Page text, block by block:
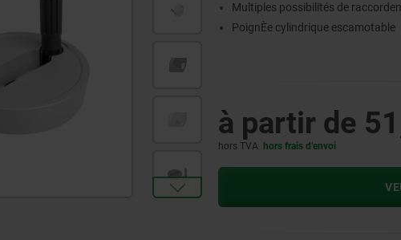
Multiples possibilités de
PoignÈe cylindrique escamotable
à partir de
hors TVA hors frais d’envoi